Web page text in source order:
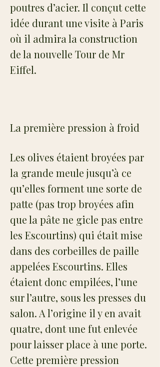
poutres d’acier. Il conçut cette
idée durant une visite à Paris
où il admira la construction
de la nouvelle Tour de Mr
Eiffel.
La première pression à froid
Les olives étaient broyées par
la grande meule jusqu’à ce
qu’elles forment une sorte de
patte (pas trop broyées afin
que la pâte ne gicle pas entre
les Escourtins) qui était mise
dans des corbeilles de paille
appelées Escourtins. Elles
étaient donc empilées, l’une
sur l’autre, sous les presses du
salon. A l’origine il y en avait
quatre, dont une fut enlevée
pour laisser place à une porte.
Cette première pression